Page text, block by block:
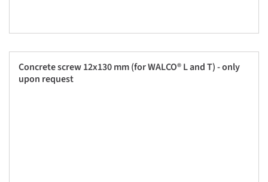
Concrete screw 12x130 mm (for WALCO® L and T) - only
upon request